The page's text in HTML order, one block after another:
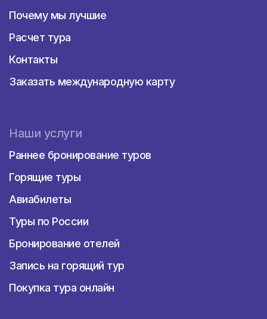
Почему мы лучшие
Расчет тура
Контакты
Заказать международную карту
Наши услуги
Раннее бронирование туров
Горящие туры
Авиабилеты
Туры по России
Бронирование отелей
Запись на горящий тур
Покупка тура онлайн